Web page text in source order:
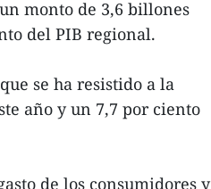
monto de 3,6 billones
del PIB regional.
se ha resistido a la
año y un 7,7 por ciento
de los consumidores y